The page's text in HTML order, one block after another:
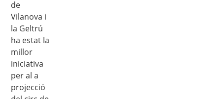
de
Vilanova i
la Geltrú
ha estat la
millor
iniciativa
per al a
projecció